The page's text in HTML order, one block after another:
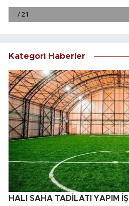
Kategori Haberler
HALI SAHA TADİLATI YAPIM İŞİ